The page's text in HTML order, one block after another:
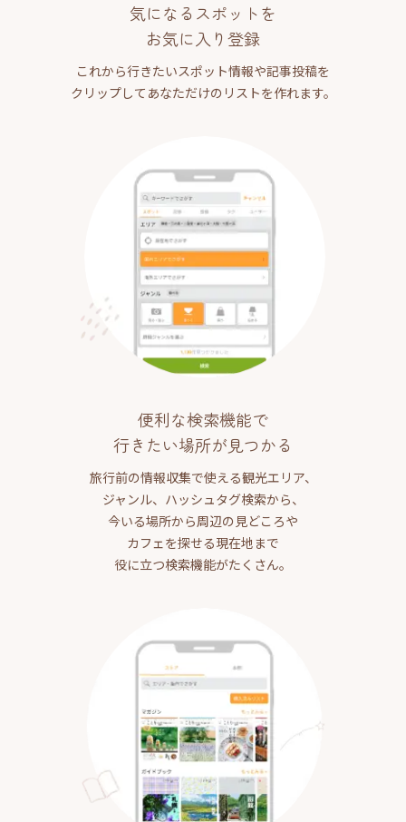
気になるスポットを
お気に入り登録
これから行きたいスポット情報や記事投稿を
クリップしてあなただけのリストを作れます。
便利な検索機能で
行きたい場所が見つかる
旅行前の情報収集で使える観光エリア、
ジャンル、ハッシュタグ検索から、
今いる場所から周辺の見どころや
カフェを探せる現在地まで
役に立つ検索機能がたくさん。